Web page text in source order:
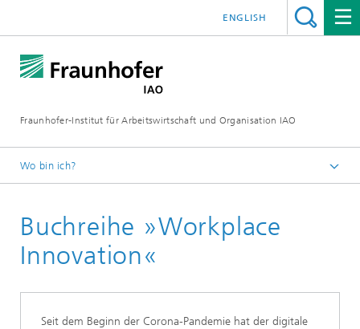
Fraunhofer-Institut für Arbeitswirtschaft und Organisation IAO
ENGLISH
Wo bin ich?
Forschung
Forschungsbereiche
Buchreihe »Workplace
Innovation«
Seit dem Beginn der Corona-Pandemie hat der digitale